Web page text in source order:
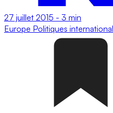
27 juillet 2015 - 3 min
Europe Politiques